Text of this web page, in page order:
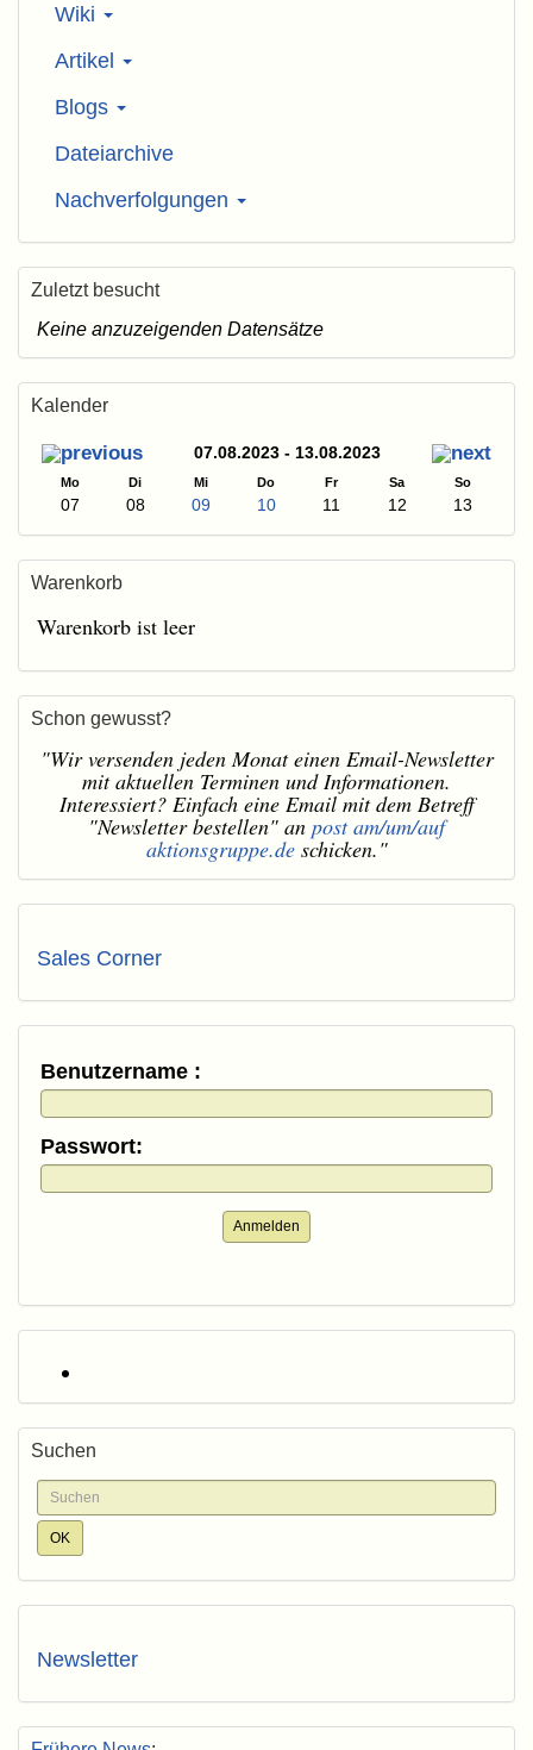
Wiki
Artikel
Blogs
Dateiarchive
Nachverfolgungen
Zuletzt besucht
Keine anzuzeigenden Datensätze
Kalender
07.08.2023 - 13.08.2023
Mo Di Mi Do Fr Sa So
07 08 09 10 11 12 13
Warenkorb
Warenkorb ist leer
Schon gewusst?
"Wir versenden jeden Monat einen Email-Newsletter
mit aktuellen Terminen und Informationen.
Interessiert? Einfach eine Email mit dem Betreff
"Newsletter bestellen" an post am/um/auf
aktionsgruppe.deschicken."
Sales Corner
Benutzername :
Passwort:
Anmelden
Suchen
Newsletter